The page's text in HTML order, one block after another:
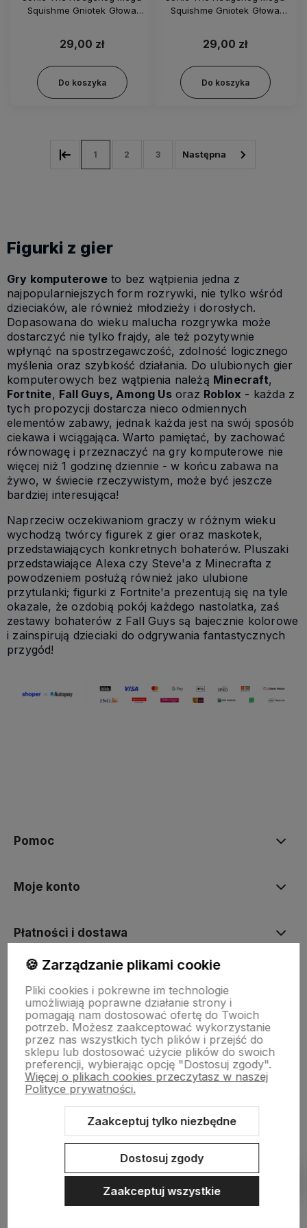
Squishme Gniotek Głowa
29,00 zł
Do koszyka
Squishme Gniotek Głowa
29,00 zł
Do koszyka
1 2 3
Figurki z gier
Gry komputerowe to bez wątpienia jedna z
najpopularniejszych form rozrywki, nie tylko wśród
dzieciaków, ale również młodzieży i dorosłych.
Dopasowana do wieku malucha rozgrywka może
dostarczyć nie tylko frajdy, ale też pozytywnie
wpłynąć na spostrzegawczość, zdolność logicznego
myślenia oraz szybkość działania. Do ulubionych gier
komputerowych bez wątpienia należą Minecraft,
Fortnite, Fall Guys, Among Usoraz Roblox - każda z
tych propozycji dostarcza nieco odmiennych
elementów zabawy, jednak każda jest na swój sposób
ciekawa i wciągająca. Warto pamiętać, by zachować
równowagę i przeznaczyć na gry komputerowe nie
więcej niż 1 godzinę dziennie - w końcu zabawa na
żywo, w świecie rzeczywistym, może być jeszcze
bardziej interesująca!
Naprzeciw oczekiwaniom graczy w różnym wieku
wychodzą twórcy figurek z gier oraz maskotek,
przedstawiających konkretnych bohaterów. Pluszaki
przedstawiające Alexa czy Steve'a z Minecrafta z
powodzeniem posłużą również jako ulubione
przytulanki; figurki z Fortnite'a prezentują się na tyle
okazale, że ozdobią pokój każdego nastolatka, zaś
zestawy bohaterów z Fall Guys są bajecznie kolorowe
i zainspirują dzieciaki do odgrywania fantastycznych
przygód!
Pomoc
Moje konto
Płatności i dostawa
O nas
Sklep internetowy Shoper.pl Szablon Shoper Modern 3.0™
🍪 Zarządzanie plikami cookie
Pliki cookies i pokrewne im technologie
umożliwiają poprawne działanie strony i
pomagają nam dostosować ofertę do Twoich
potrzeb. Możesz zaakceptować wykorzystanie
przez nas wszystkich tych plików i przejść do
sklepu lub dostosować użycie plików do swoich
preferencji, wybierając opcję "Dostosuj zgody".
Więcej o plikach cookies przeczytasz w naszej
Polityce prywatności.
Zaakceptuj tylko niezbędne
Dostosuj zgody
Zaakceptuj wszystkie